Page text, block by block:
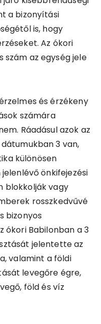
a bizonyítási
is, hogy
Az ókori
szám az egység jele
és érzékeny
számára
Ráadásul azok az
3 van,
különösen
önkifejezési
blokkolják vagy
rosszkedvűvé
bizonyos
ókori Babilonban a 3
jelentette az
valamint a földi
levegőre égre,
föld és víz